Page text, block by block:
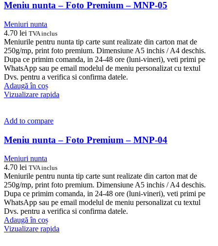
Meniu nunta – Foto Premium – MNP-05
Meniuri nunta
4.70 lei TVA inclus
Meniurile pentru nunta tip carte sunt realizate din carton mat de
250g/mp, print foto premium. Dimensiune A5 inchis / A4 deschis.
Dupa ce primim comanda, in 24-48 ore (luni-vineri), veti primi pe
WhatsApp sau pe email modelul de meniu personalizat cu textul
Dvs. pentru a verifica si confirma datele.
Adaugă în coș
Vizualizare rapida
Add to compare
Meniu nunta – Foto Premium – MNP-04
Meniuri nunta
4.70 lei TVA inclus
Meniurile pentru nunta tip carte sunt realizate din carton mat de
250g/mp, print foto premium. Dimensiune A5 inchis / A4 deschis.
Dupa ce primim comanda, in 24-48 ore (luni-vineri), veti primi pe
WhatsApp sau pe email modelul de meniu personalizat cu textul
Dvs. pentru a verifica si confirma datele.
Adaugă în coș
Vizualizare rapida